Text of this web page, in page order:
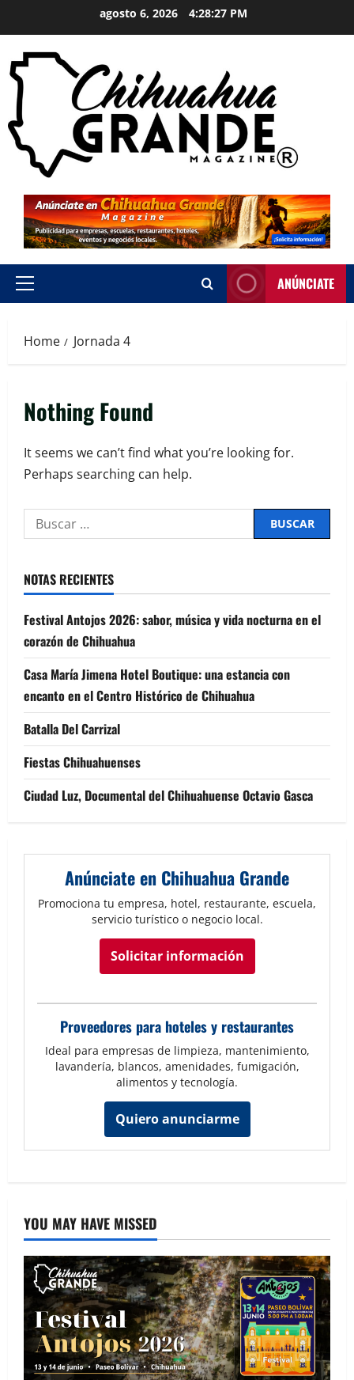
agosto 6, 2026 4:28:28 PM
ANÚNCIATE
Home Jornada 4
Nothing Found
It seems we can’t find what you’re looking for.
Perhaps searching can help.
NOTAS RECIENTES
Festival Antojos 2026: sabor, música y vida nocturna en el
corazón de Chihuahua
Casa María Jimena Hotel Boutique: una estancia con
encanto en el Centro Histórico de Chihuahua
Batalla Del Carrizal
Fiestas Chihuahuenses
Ciudad Luz, Documental del Chihuahuense Octavio Gasca
Anúnciate en Chihuahua Grande
Promociona tu empresa, hotel, restaurante, escuela,
servicio turístico o negocio local.
Solicitar información
Proveedores para hoteles y restaurantes
Ideal para empresas de limpieza, mantenimiento,
lavandería, blancos, amenidades, fumigación,
alimentos y tecnología.
Quiero anunciarme
YOU MAY HAVE MISSED